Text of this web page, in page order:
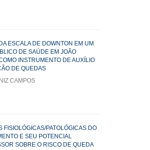
ESCALA DE DOWNTON EM UM
DE SAÚDE EM JOÃO
INSTRUMENTO DE AUXÍLIO
DE QUEDAS
CAMPOS
FISIOLÓGICAS/PATOLÓGICAS DO
E SEU POTENCIAL
SOBRE O RISCO DE QUEDA